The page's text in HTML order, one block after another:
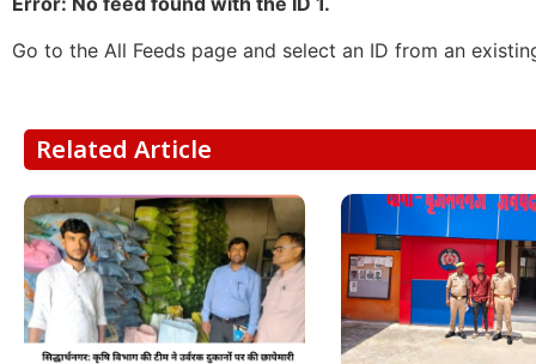
Go to the All Feeds page and select an ID from an
Related Article